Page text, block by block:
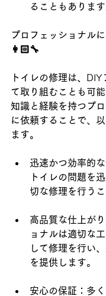
ることもあります
プロフェッショナル
👩🏻‍🔧
トイレの修理は、 DIY
て取り組むことも可
知識と経験を持つプ
に依頼することで、
ます。
迅速かつ効率的
トイレの問題を
切な修理を行う
高品質な仕上が
ョナルは適切な
して修理を行い
を提供します。
安心の保証：多